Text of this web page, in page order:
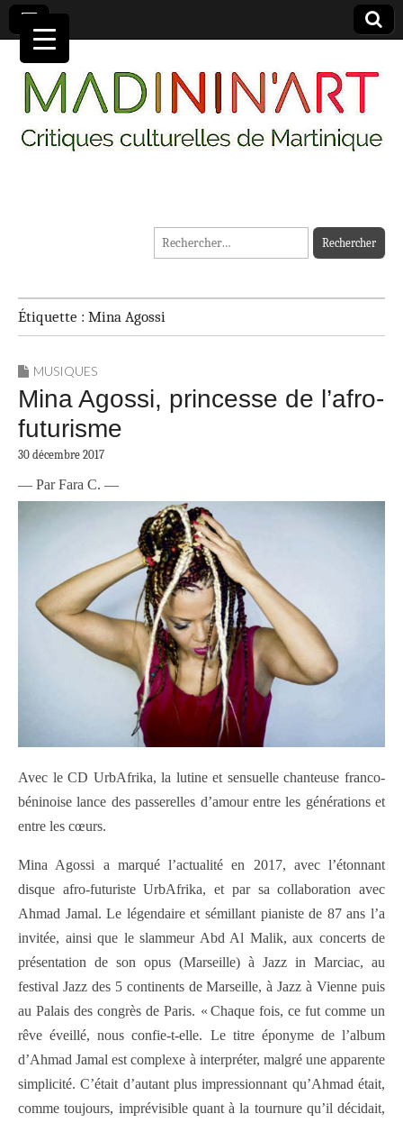
MADININ'ART
Rechercher :
Étiquette : Mina Agossi
MUSIQUES
Mina Agossi, princesse de l’afro-
futurisme
30 décembre 2017
— Par Fara C. —
Avec le CD UrbAfrika, la lutine et sensuelle chanteuse franco-
béninoise lance des passerelles d’amour entre les générations et
entre les cœurs.
Mina Agossi a marqué l’actualité en 2017, avec l’étonnant
disque afro-futuriste UrbAfrika, et par sa collaboration avec
Ahmad Jamal. Le légendaire et sémillant pianiste de 87 ans l’a
invitée, ainsi que le slammeur Abd Al Malik, aux concerts de
présentation de son opus (Marseille) à Jazz in Marciac, au
festival Jazz des 5 continents de Marseille, à Jazz à Vienne puis
au Palais des congrès de Paris. « Chaque fois, ce fut comme un
rêve éveillé, nous confie-t-elle. Le titre éponyme de l’album
d’Ahmad Jamal est complexe à interpréter, malgré une apparente
simplicité. C’était d’autant plus impressionnant qu’Ahmad était,
comme toujours, imprévisible quant à la tournure qu’il décidait,